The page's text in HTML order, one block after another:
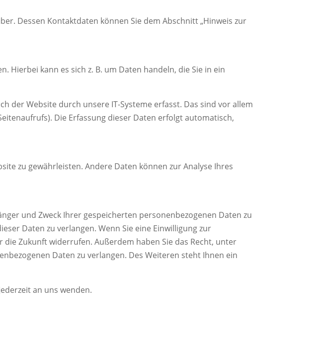
Dessen Kontaktdaten können Sie dem Abschnitt „Hinweis zur
Hierbei kann es sich z. B. um Daten handeln, die Sie in ein
der Website durch unsere IT-Systeme erfasst. Das sind vor allem
Die Erfassung dieser Daten erfolgt automatisch,
zu gewährleisten. Andere Daten können zur Analyse Ihres
und Zweck Ihrer gespeicherten personenbezogenen Daten zu
Daten zu verlangen. Wenn Sie eine Einwilligung zur
Zukunft widerrufen. Außerdem haben Sie das Recht, unter
Daten zu verlangen. Des Weiteren steht Ihnen ein
an uns wenden.